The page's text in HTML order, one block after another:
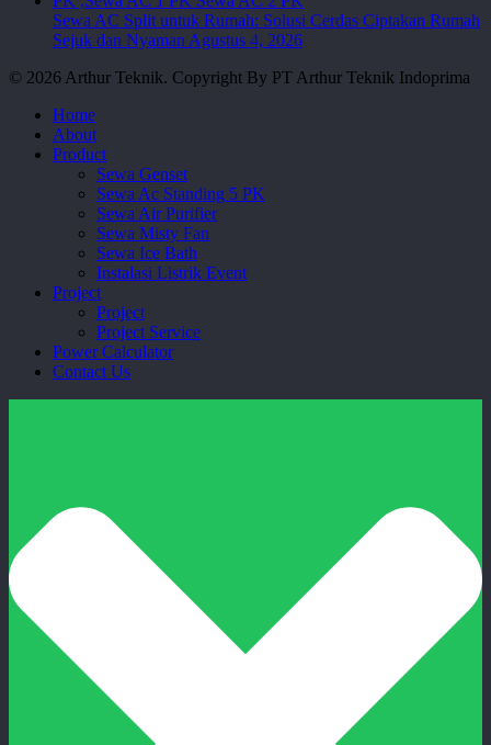
Sewa AC Split untuk Rumah: Solusi Cerdas Ciptakan Rumah
Sejuk dan Nyaman Agustus 4, 2026
© 2026 Arthur Teknik. Copyright By PT Arthur Teknik Indoprima
Close
Menu
Home
About
Product
Sewa Genset
Sewa Ac Standing 5 PK
Sewa Air Purifier
Sewa Misty Fan
Sewa Ice Bath
Instalasi Listrik Event
Project
Project
Project Service
Power Calculator
Contact Us